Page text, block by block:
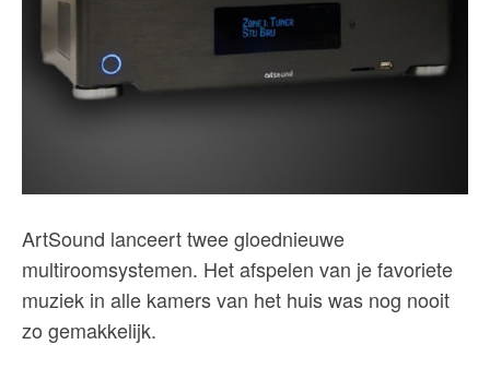
ArtSound lanceert twee gloednieuwe
multiroomsystemen. Het afspelen van je favoriete
muziek in alle kamers van het huis was nog nooit
zo gemakkelijk.